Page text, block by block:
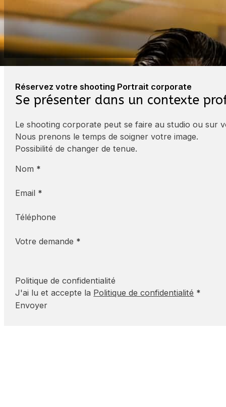
Réservez votre shooting Portrait corporate
Se présenter dans un contexte
Le shooting corporate peut se faire au studio ou sur
Nous prenons le temps de soigner votre image.
Possibilité de changer de tenue.
Nom *
Email *
Téléphone
Votre demande *
Politique de confidentialité
J'ai lu et accepte la Politique de confidentialité *
Envoyer
« La beauté du geste »
Barman au Funky Claude Bar